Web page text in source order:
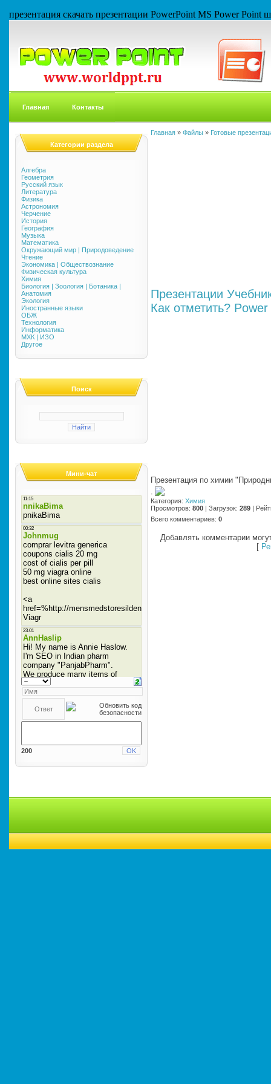
презентация скачать презентации PowerPoint MS Power
Главная Контакты
Категории раздела
Алгебра
Геометрия
Русский язык
Литература
Физика
Астрономия
Черчение
История
География
Музыка
Математика
Окружающий мир | Природоведение
Чтение
Экономика | Обществознание
Физическая культура
Химия
Биология | Зоология | Ботаника |
Анатомия
Экология
Иностранные языки
ОБЖ
Технология
Информатика
МХК | ИЗО
Другое
Поиск
Мини-чат
200
Главная » Файлы » Готовые
Презентации
Как отметить?
Презентация по химии
·
Категория: Химия
Просмотров: 800 | Загрузок: 289 |
Всего комментариев: 0
Добавлять комментарии
[